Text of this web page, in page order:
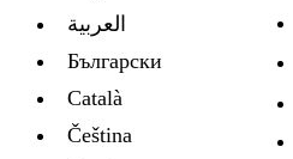
العربية
Български
Català
Čeština